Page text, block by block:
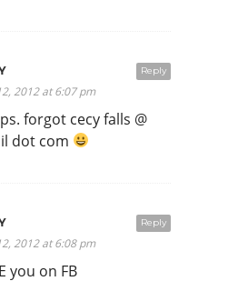
Reply
2012 at 6:07 pm
forgot cecy falls @
dot com
Reply
2012 at 6:08 pm
you on FB